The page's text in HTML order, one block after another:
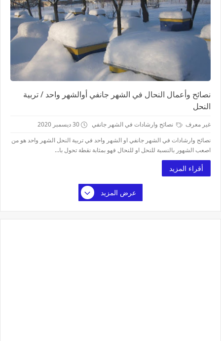
نصائح وأعمال النحال في الشهر جانفي أوالشهر واحد / تربية
النحل
غير معرف نصائح وارشادات في الشهر جانفي
30 ديسمبر 2020
نصائح وارشادات في الشهر جانفي او الشهر واحد في تربية النحل الشهر واحد هو من
اصعب الشهور بالنسبة للنحل او للنحال فهو بمثابة نقطة تحول با...
أقراء المزيد
عرض المزيد